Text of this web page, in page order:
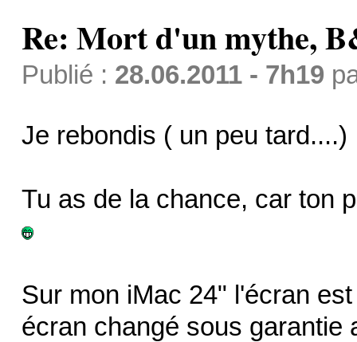
Re: Mort d'un mythe,
Publié : 28.06.2011 - 7h19
Je rebondis ( un peu tard....)
Tu as de la chance, car ton
Sur mon iMac 24" l'écran
écran changé sous garantie